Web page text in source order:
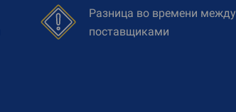
Разница во времени между
поставщиками